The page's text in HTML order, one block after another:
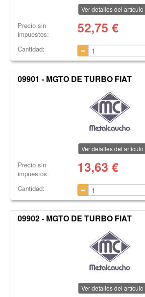
Ver detalles del artículo
Precio sin
impuestos:
52,75 €
Cantidad:
09901 - MGTO DE TURBO FIAT
Ver detalles del artículo
Precio sin
impuestos:
13,63 €
Cantidad:
09902 - MGTO DE TURBO FIAT
Ver detalles del artículo